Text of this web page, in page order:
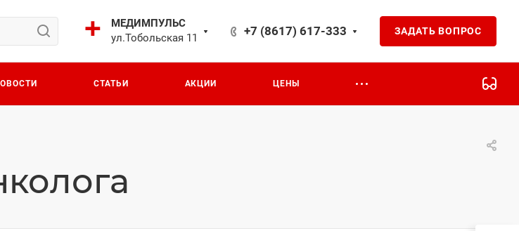
МЕДИМПУЛЬС
ул.Тобольская 11
+7 (8617) 617-333 ЗАДАТЬ ВОПРОС
СТАТЬИ АКЦИИ ЦЕНЫ